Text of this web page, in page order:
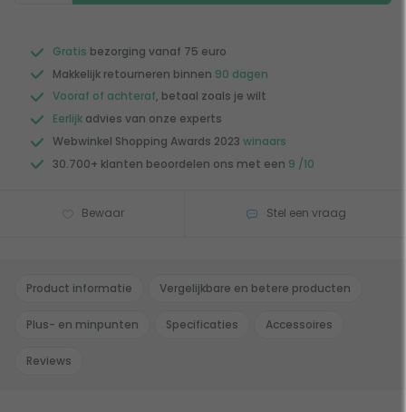
Gratis bezorging vanaf 75 euro
Makkelijk retourneren binnen 90 dagen
Vooraf of achteraf, betaal zoals je wilt
Eerlijk advies van onze experts
Webwinkel Shopping Awards 2023 winaars
30.700+ klanten beoordelen ons met een 9 /10
Bewaar Stel een vraag
Product informatie Vergelijkbare en betere producten
Plus- en minpunten Specificaties Accessoires
Reviews